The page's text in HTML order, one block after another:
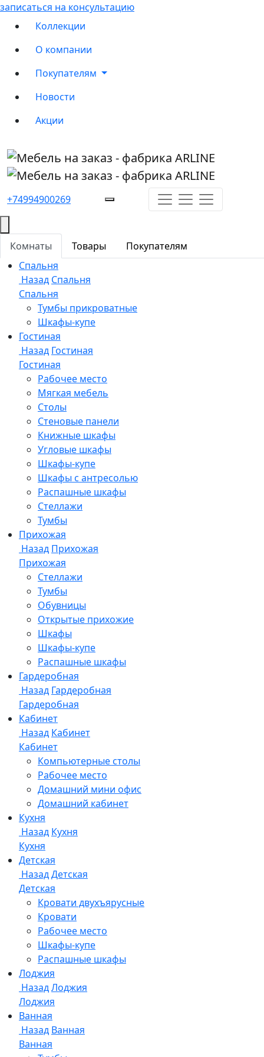
записаться на консультацию
Коллекции
О компании
Покупателям
Новости
Акции
+74994900269